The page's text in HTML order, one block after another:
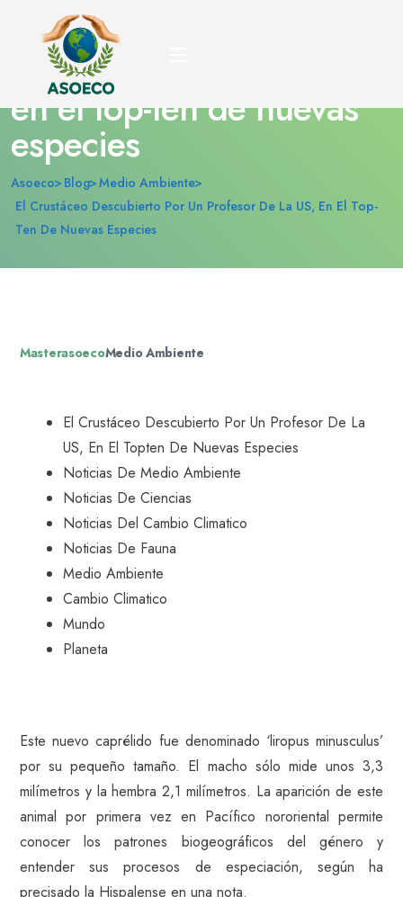
El crustáceo descubierto
por un profesor de la US,
en el top-ten de nuevas
especies
Asoeco Blog Medio Ambiente
El Crustáceo Descubierto Por Un Profesor De La US, En El Top-
Ten De Nuevas Especies
MasterasoecoMedio Ambiente
El Crustáceo Descubierto Por Un Profesor De La
US, En El Topten De Nuevas Especies
Noticias De Medio Ambiente
Noticias De Ciencias
Noticias Del Cambio Climatico
Noticias De Fauna
Medio Ambiente
Cambio Climatico
Mundo
Planeta
Este nuevo caprélido fue denominado ‘liropus minusculus’
por su pequeño tamaño. El macho sólo mide unos 3,3
milímetros y la hembra 2,1 milímetros. La aparición de este
animal por primera vez en Pacífico nororiental permite
conocer los patrones biogeográficos del género y
entender sus procesos de especiación, según ha
precisado la Hispalense en una nota.